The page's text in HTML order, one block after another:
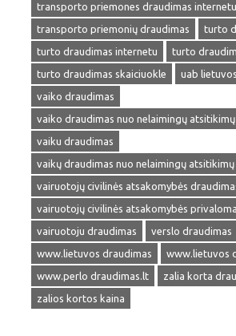
transporto priemones draudimas internetu
transporto priemonių draudimas
turto
turto draudimas internetu
turto
turto draudimas skaiciuokle
uab
vaiko draudimas
vaiko draudimas nuo nelaimingų atsitikimų
vaiku draudimas
vaikų draudimas nuo nelaimingų atsitikimų
vairuotojų civilinės atsakomybės
vairuotojų civilinės atsakomybės
vairuotoju draudimas
verslo draudimas
www.lietuvos draudimas
www.lietuvos
www.perlo draudimas.lt
zalia korta
zalios kortos kaina